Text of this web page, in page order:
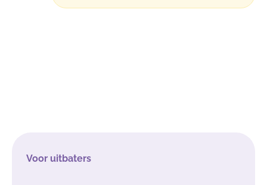
Voor uitbaters